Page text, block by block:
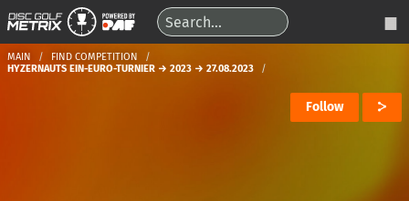
MAIN
FIND COMPETITION
HYZERNAUTS EIN-EURO-TURNIER → 2023 → 27.08.2023
Follow